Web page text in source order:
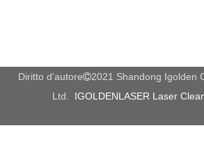
Diritto d'autore2021 Shandong Igolden
Ltd. IGOLDENLASER Laser